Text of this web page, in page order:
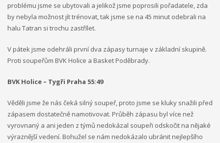
problému jsme se ubytovali a jelikož jsme poprosili pořadatele, zda
by nebyla možnost jít trénovat, tak jsme se na 45 minut odebrali na
halu Tatran si trochu zastřílet.
V pátek jsme odehráli první dva zápasy turnaje v základní skupině.
Proti soupeřům BVK Holice a Basket Poděbrady.
BVK Holice – Tygři Praha 55:49
Věděli jsme že nás čeká silný soupeř, proto jsme se kluky snažili před
zápasem dostatečně namotivovat. Průběh zápasu byl více než
vyrovnaný a ani jeden z týmů nedokázal soupeři odskočit na nějaké
výraznější vedení. Bohužel se nám nedokázalo ubránit nejlepšího